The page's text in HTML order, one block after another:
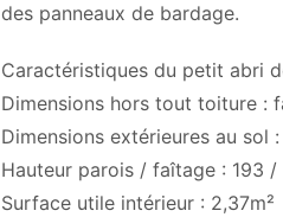
des panneaux de bardage.
Caractéristiques du petit abri
Dimensions hors tout toiture :
Dimensions extérieures au sol
Hauteur parois / faîtage : 193 /
Surface utile intérieur : 2,37m²